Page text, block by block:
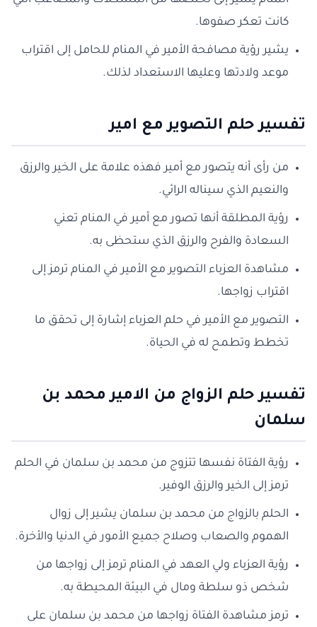
كانت تعكر صفوها.
يشير رؤية مصافحة الأمير في المنام للحامل إلى اقتراب
موعد ولادتها وعليها الاستعداد لذلك.
تفسير حلم التصوير مع امير
من رأى أنه يتصور مع أمير فهذه علامة على الخير والرزق
والنعيم الذي سيناله الرائي.
رؤية المطلقة أنها تصور مع أمير في المنام تعني
السعادة والفرح والرزق الذي ستحظى به.
مشاهدة العزباء التصوير مع الأمير في المنام ترمز إلى
اقتراب زواجها.
التصوير مع الأمير في حلم العزباء إشارة إلى تحقق ما
تخطط وتطمح له في الحياة.
تفسير حلم الزواج من الامير محمد بن
سلمان
رؤية الفتاة نفسها تتزوج من محمد بن سلمان في الحلم
ترمز إلى الخير والرزق الوفير.
الحلم بالزواج من محمد بن سلمان يشير إلى زوال
الهموم والصعاب وصلاح جميع الأمور في الدنيا والأخرة.
رؤية العزباء ولي العهد في المنام ترمز إلى زواجها من
شخص ذو سلطة ومال في البيئة المحيطة به.
ترمز مشاهدة الفتاة زواجها من محمد بن سلمان على